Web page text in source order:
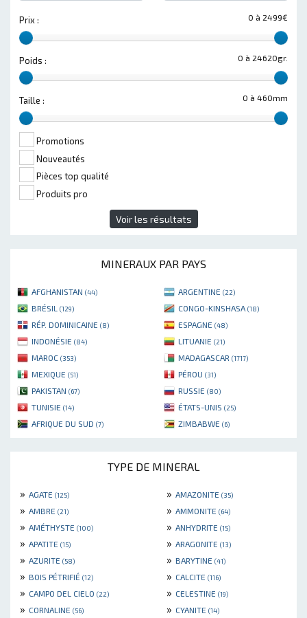
0 à 2499€
Prix :
0 à 24620gr.
Poids :
0 à 460mm
Taille :
Promotions
Nouveautés
Pièces top qualité
Produits pro
Voir les résultats
MINERAUX PAR PAYS
AFGHANISTAN (44) ARGENTINE (22)
BRÉSIL (129) CONGO-KINSHASA (18)
RÉP. DOMINICAINE (8) ESPAGNE (48)
INDONÉSIE (84) LITUANIE (21)
MAROC (353) MADAGASCAR (1717)
MEXIQUE (51) PÉROU (31)
PAKISTAN (67) RUSSIE (80)
TUNISIE (14) ÉTATS-UNIS (25)
AFRIQUE DU SUD (7) ZIMBABWE (6)
TYPE DE MINERAL
» AGATE (125) » AMAZONITE (35)
» AMBRE (21) » AMMONITE (64)
» AMÉTHYSTE (100) » ANHYDRITE (15)
» APATITE (15) » ARAGONITE (13)
» AZURITE (58) » BARYTINE (41)
» BOIS PÉTRIFIÉ (12) » CALCITE (116)
» CAMPO DEL CIELO (22) » CELESTINE (19)
» CORNALINE (56) » CYANITE (14)